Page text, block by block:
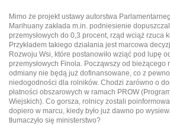
Mimo że projekt ustawy autorstwa
Marihuany zakłada m.in. podniesienie
przemysłowych do 0,3 procent, rząd wciąż rzuca
Przykładem takiego działania jest marcowa
Rozwoju Wsi, które postanowiło wziąć pod lupę
przemysłowych Finola. Począwszy od bieżącego
odmiany nie będą już dofinansowane, co z
niedogodności dla rolników. Chodzi zarówno o
płatności obszarowych w ramach PROW
Wiejskich). Co gorsza, rolnicy zostali
dopiero w marcu, kiedy było już dawno po
tłumaczyło się ministerstwo?